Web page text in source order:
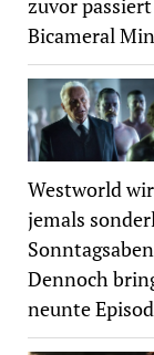
zuvor
Bicameral
Westworld
jemals
Dennoch
neunte